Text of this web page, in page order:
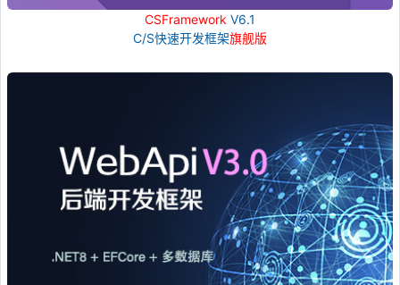
CSFramework V6.1
C/S快速开发框架旗舰版